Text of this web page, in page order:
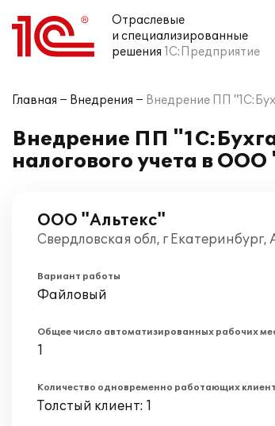
Отраслевые
и специализированные
решения 1С:Предприятие
Главная Внедрения Внедрение ПП
Внедрение ПП
налогового учета в ООО
ООО "Альтекс"
Свердловская обл, г Екатеринбург,
Вариант работы
Файловый
Общее число автоматизированных рабочих
1
Количество одновременно работающих
Толстый клиент: 1